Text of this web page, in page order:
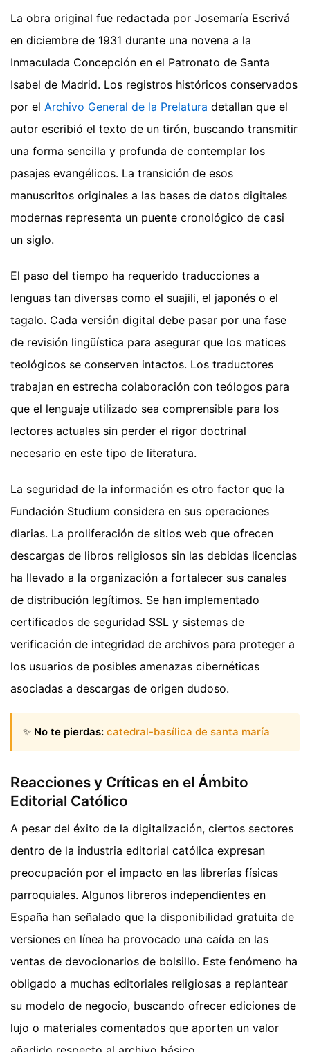
La obra original fue redactada por Josemaría Escrivá
en diciembre de 1931 durante una novena a la
Inmaculada Concepción en el Patronato de Santa
Isabel de Madrid. Los registros históricos conservados
por el Archivo General de la Prelatura detallan que el
autor escribió el texto de un tirón, buscando transmitir
una forma sencilla y profunda de contemplar los
pasajes evangélicos. La transición de esos
manuscritos originales a las bases de datos digitales
modernas representa un puente cronológico de casi
un siglo.
El paso del tiempo ha requerido traducciones a
lenguas tan diversas como el suajili, el japonés o el
tagalo. Cada versión digital debe pasar por una fase
de revisión lingüística para asegurar que los matices
teológicos se conserven intactos. Los traductores
trabajan en estrecha colaboración con teólogos para
que el lenguaje utilizado sea comprensible para los
lectores actuales sin perder el rigor doctrinal
necesario en este tipo de literatura.
La seguridad de la información es otro factor que la
Fundación Studium considera en sus operaciones
diarias. La proliferación de sitios web que ofrecen
descargas de libros religiosos sin las debidas licencias
ha llevado a la organización a fortalecer sus canales
de distribución legítimos. Se han implementado
certificados de seguridad SSL y sistemas de
verificación de integridad de archivos para proteger a
los usuarios de posibles amenazas cibernéticas
asociadas a descargas de origen dudoso.
✨ No te pierdas: catedral-basílica de santa maría
Reacciones y Críticas en el Ámbito
Editorial Católico
A pesar del éxito de la digitalización, ciertos sectores
dentro de la industria editorial católica expresan
preocupación por el impacto en las librerías físicas
parroquiales. Algunos libreros independientes en
España han señalado que la disponibilidad gratuita de
versiones en línea ha provocado una caída en las
ventas de devocionarios de bolsillo. Este fenómeno ha
obligado a muchas editoriales religiosas a replantear
su modelo de negocio, buscando ofrecer ediciones de
lujo o materiales comentados que aporten un valor